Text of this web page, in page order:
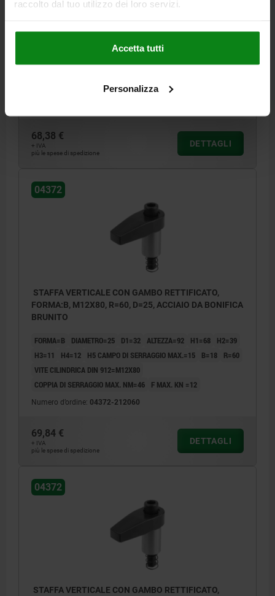
raccolto dal tuo utilizzo dei loro servizi.
Accetta tutti
Personalizza
FORMA:B, M12X80, R=50, D=25, ACCIAIO DA BONIFICA
DIAMETRO=25 D1=32 ALTEZZA=92
COPPIA DI SERRAGGIO MAX. NM=50 F MAX. KN =14
68,38 €
+ IVA
più le spese di spedizione
DETTAGLI
04372
STAFFA VERTICALE CON GAMBO RETTIFICATO,
FORMA:B, M12X80, R=60, D=25, ACCIAIO DA BONIFICA
BRUNITO
FORMA=B DIAMETRO=25 D1=32 ALTEZZA=92 H1=68
H2=39
H3=11
H4=12 H5 CAMPO DI SERRAGGIO MAX.=15 B=18
R=60
VITE CILINDRICA DIN 912=M12X80
COPPIA DI SERRAGGIO MAX. NM=46
F MAX. KN =12
Numero d’ordine: 04372-212060
69,84 €
+ IVA
più le spese di spedizione
DETTAGLI
04372
STAFFA VERTICALE CON GAMBO RETTIFICATO,